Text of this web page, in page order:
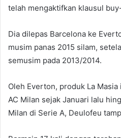
telah mengaktifkan klausul
Dia dilepas Barcelona ke
musim panas 2015 silam,
semusim pada 2013/2014.
Oleh Everton, produk La
AC Milan sejak Januari lalu
Milan di Serie A, Deulofeu